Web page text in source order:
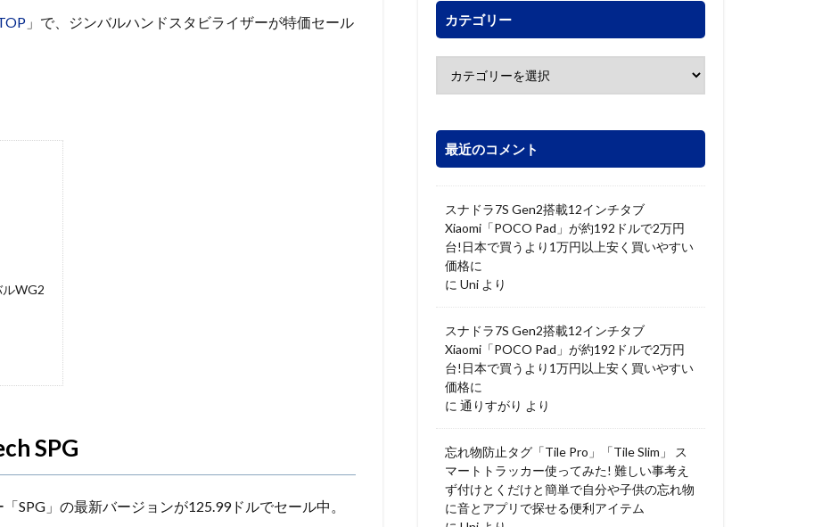
」で、ジンバルハンドスタビライザーが特価セール
WG2
SPG
SPG」の最新バージョンが125.99ドルでセール中。
カテゴリー
最近のコメント
スナドラ7S Gen2搭載12インチタブ
Xiaomi「POCO Pad」が約192ドルで2万円
台!日本で買うより1万円以上安く買いやすい
価格に
に Uni より
スナドラ7S Gen2搭載12インチタブ
Xiaomi「POCO Pad」が約192ドルで2万円
台!日本で買うより1万円以上安く買いやすい
価格に
に 通りすがり より
忘れ物防止タグ「Tile Pro」「Tile Slim」 ス
マートトラッカー使ってみた! 難しい事考え
ず付けとくだけと簡単で自分や子供の忘れ物
に音とアプリで探せる便利アイテム